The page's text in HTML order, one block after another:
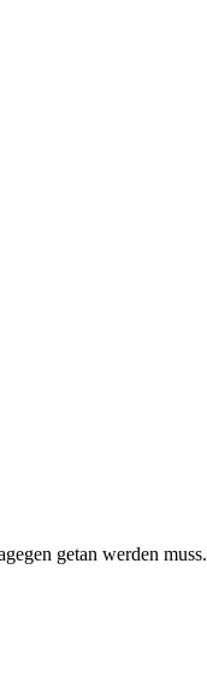
getan werden muss.